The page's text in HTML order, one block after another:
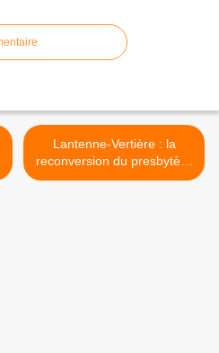
Lantenne-Vertière : la
reconversion du presbytère
revitalise le centre-bourg